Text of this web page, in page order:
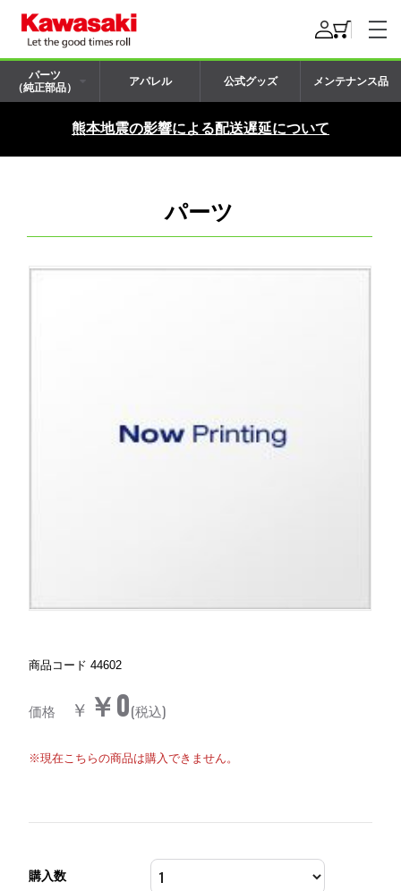
パーツ
（純正部品）
アパレル 公式グッズ メンテナンス品
熊本地震の影響による配送遅延について
パーツ
商品コード 44602
価格 ￥ ￥0(税込)
※現在こちらの商品は購入できません。
購入数